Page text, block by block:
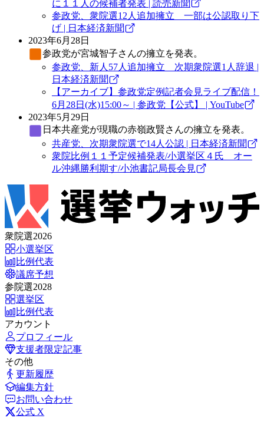
に１１人の候補者発表 | 読売新聞
参政党、衆院選12人追加擁立 一部は公認取り下
げ | 日本経済新聞
2023年6月28日
参政党が宮城智子さんの擁立を発表。
参政党、新人57人追加擁立 次期衆院選1人辞退 |
日本経済新聞
【アーカイブ】参政党定例記者会見ライブ配信！
6月28日(水)15:00～ | 参政党【公式】 | YouTube
2023年5月29日
日本共産党が現職の赤嶺政賢さんの擁立を発表。
共産党、次期衆院選で14人公認 | 日本経済新聞
衆院比例１１予定候補発表/小選挙区４氏 オー
ル沖縄勝利期す/小池書記局長会見
衆院選2026
小選挙区
比例代表
議席予想
参院選2028
選挙区
比例代表
アカウント
プロフィール
支援者限定記事
その他
更新履歴
編集方針
お問い合わせ
公式 X